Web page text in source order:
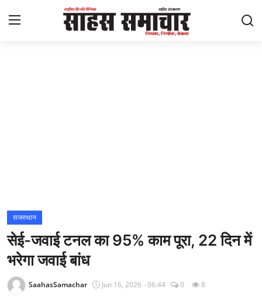
राज्य
अंतराष्ट्रीय
राजस्थान
सेई-जवाई टनल का 95% काम पूरा, 22 दिन में
भरेगा जवाई बांध
SaahasSamachar Jun 16, 2026 - 06:44 0 8